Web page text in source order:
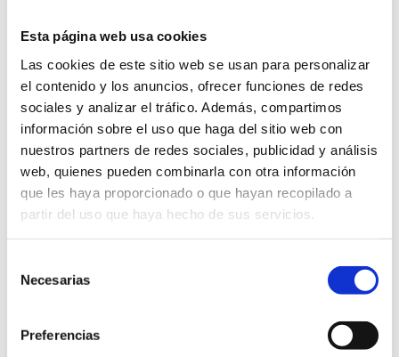
Esta página web usa cookies
Las cookies de este sitio web se usan para personalizar
el contenido y los anuncios, ofrecer funciones de redes
sociales y analizar el tráfico. Además, compartimos
información sobre el uso que haga del sitio web con
nuestros partners de redes sociales, publicidad y análisis
web, quienes pueden combinarla con otra información
que les haya proporcionado o que hayan recopilado a
partir del uso que haya hecho de sus servicios.
Necesarias
Preferencias
Boho Suites Dénia
Dénia Marriott La
Sella Golf Resort &
Spa
Événements El
Poblet
Les Rotes
Club nautique royal